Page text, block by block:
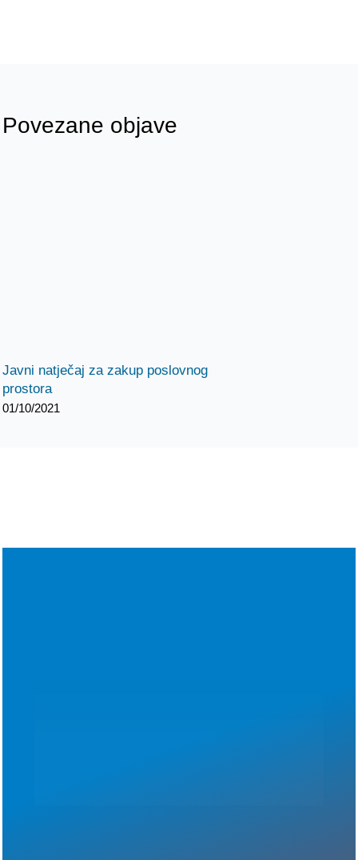
Povezane objave
Javni natječaj za zakup poslovnog
prostora
01/10/2021